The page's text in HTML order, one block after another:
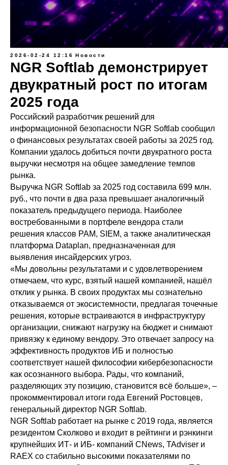
2026-02-24 12:16 Новости
NGR Softlab демонстрирует
двукратный рост по итогам
2025 года
Российский разработчик решений для
информационной безопасности NGR Softlab сообщил
о финансовых результатах своей работы за 2025 год.
Компании удалось добиться почти двукратного роста
выручки несмотря на общее замедление темпов
рынка.
Выручка NGR Softlab за 2025 год составила 699 млн.
руб., что почти в два раза превышает аналогичный
показатель предыдущего периода. Наиболее
востребованными в портфеле вендора стали
решения классов PAM, SIEM, а также аналитическая
платформа Dataplan, предназначенная для
выявления инсайдерских угроз.
«Мы довольны результатами и с удовлетворением
отмечаем, что курс, взятый нашей компанией, нашёл
отклик у рынка. В своих продуктах мы сознательно
отказываемся от экосистемности, предлагая точечные
решения, которые встраиваются в инфраструктуру
организации, снижают нагрузку на бюджет и снимают
привязку к единому вендору. Это отвечает запросу на
эффективность продуктов ИБ и полностью
соответствует нашей философии кибербезопасности
как осознанного выбора. Рады, что компаний,
разделяющих эту позицию, становится всё больше», –
прокомментировал итоги года Евгений Ростовцев,
генеральный директор NGR Softlab.
NGR Softlab работает на рынке с 2019 года, является
резидентом Сколково и входит в рейтинги и рэнкинги
крупнейших ИТ- и ИБ- компаний CNews, TAdviser и
RAEX со стабильно высокими показателями по